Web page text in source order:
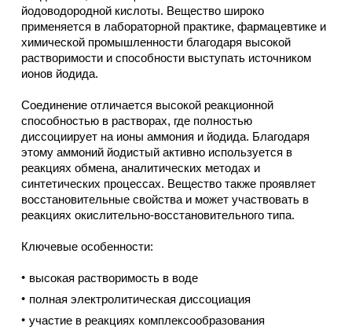
йодоводородной кислоты. Вещество широко
применяется в лабораторной практике, фармацевтике и
химической промышленности благодаря высокой
растворимости и способности выступать источником
ионов йодида.
Соединение отличается высокой реакционной
способностью в растворах, где полностью
диссоциирует на ионы аммония и йодида. Благодаря
этому аммоний йодистый активно используется в
реакциях обмена, аналитических методах и
синтетических процессах. Вещество также проявляет
восстановительные свойства и может участвовать в
реакциях окислительно-восстановительного типа.
Ключевые особенности:
высокая растворимость в воде
полная электролитическая диссоциация
участие в реакциях комплексообразования